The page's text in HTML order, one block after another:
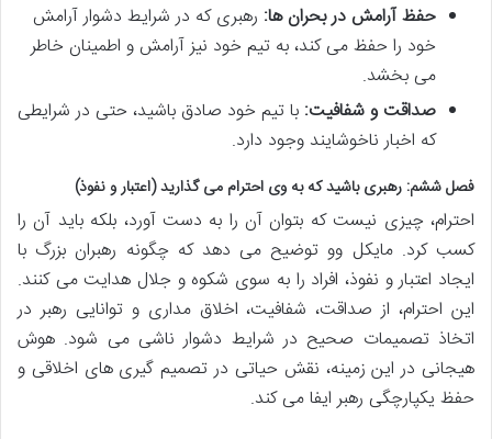
حفظ آرامش در بحران ها: رهبری که در شرایط دشوار آرامش
خود را حفظ می کند، به تیم خود نیز آرامش و اطمینان خاطر
می بخشد.
صداقت و شفافیت: با تیم خود صادق باشید، حتی در شرایطی
که اخبار ناخوشایند وجود دارد.
فصل ششم: رهبری باشید که به وی احترام می گذارید (اعتبار و نفوذ)
احترام، چیزی نیست که بتوان آن را به دست آورد، بلکه باید آن را
کسب کرد. مایکل وو توضیح می دهد که چگونه رهبران بزرگ با
ایجاد اعتبار و نفوذ، افراد را به سوی شکوه و جلال هدایت می کنند.
این احترام، از صداقت، شفافیت، اخلاق مداری و توانایی رهبر در
اتخاذ تصمیمات صحیح در شرایط دشوار ناشی می شود. هوش
هیجانی در این زمینه، نقش حیاتی در تصمیم گیری های اخلاقی و
حفظ یکپارچگی رهبر ایفا می کند.